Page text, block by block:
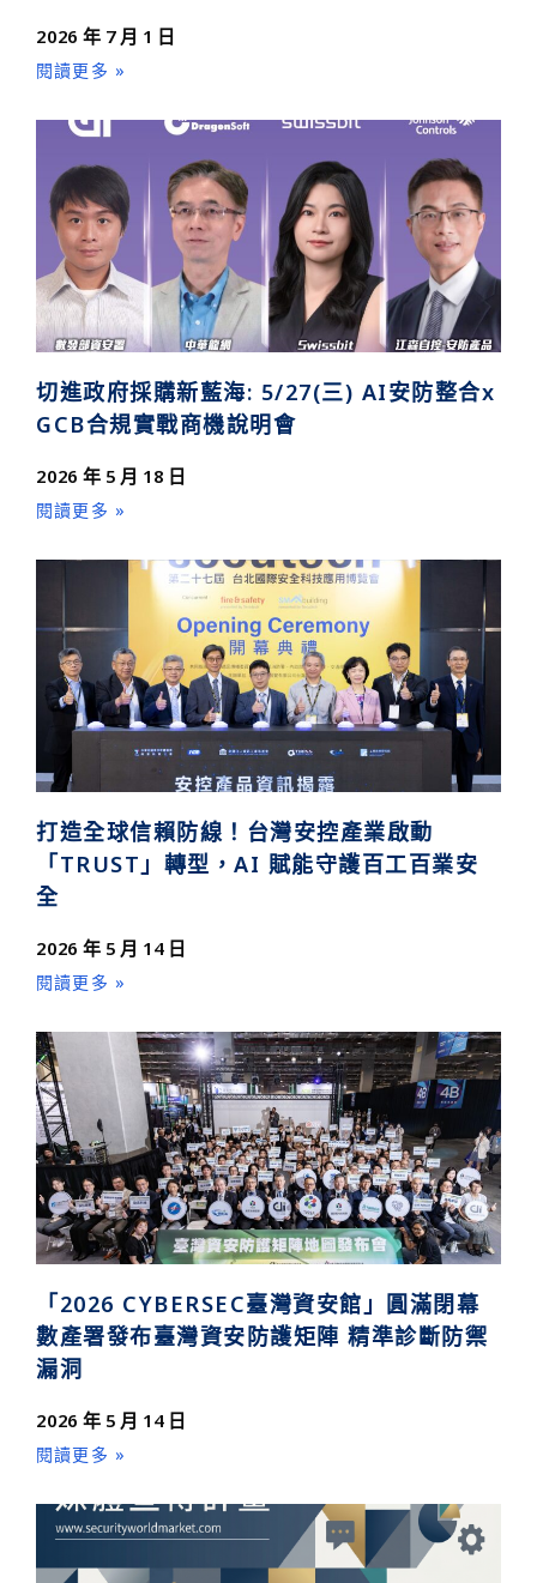
2026 年 7 月 1 日
閱讀更多 »
切進政府採購新藍海: 5/27(三) AI安防整合x
GCB合規實戰商機說明會
2026 年 5 月 18 日
閱讀更多 »
打造全球信賴防線！台灣安控產業啟動
「TRUST」轉型，AI 賦能守護百工百業安
全
2026 年 5 月 14 日
閱讀更多 »
「2026 CYBERSEC臺灣資安館」圓滿閉幕
數產署發布臺灣資安防護矩陣 精準診斷防禦
漏洞
2026 年 5 月 14 日
閱讀更多 »